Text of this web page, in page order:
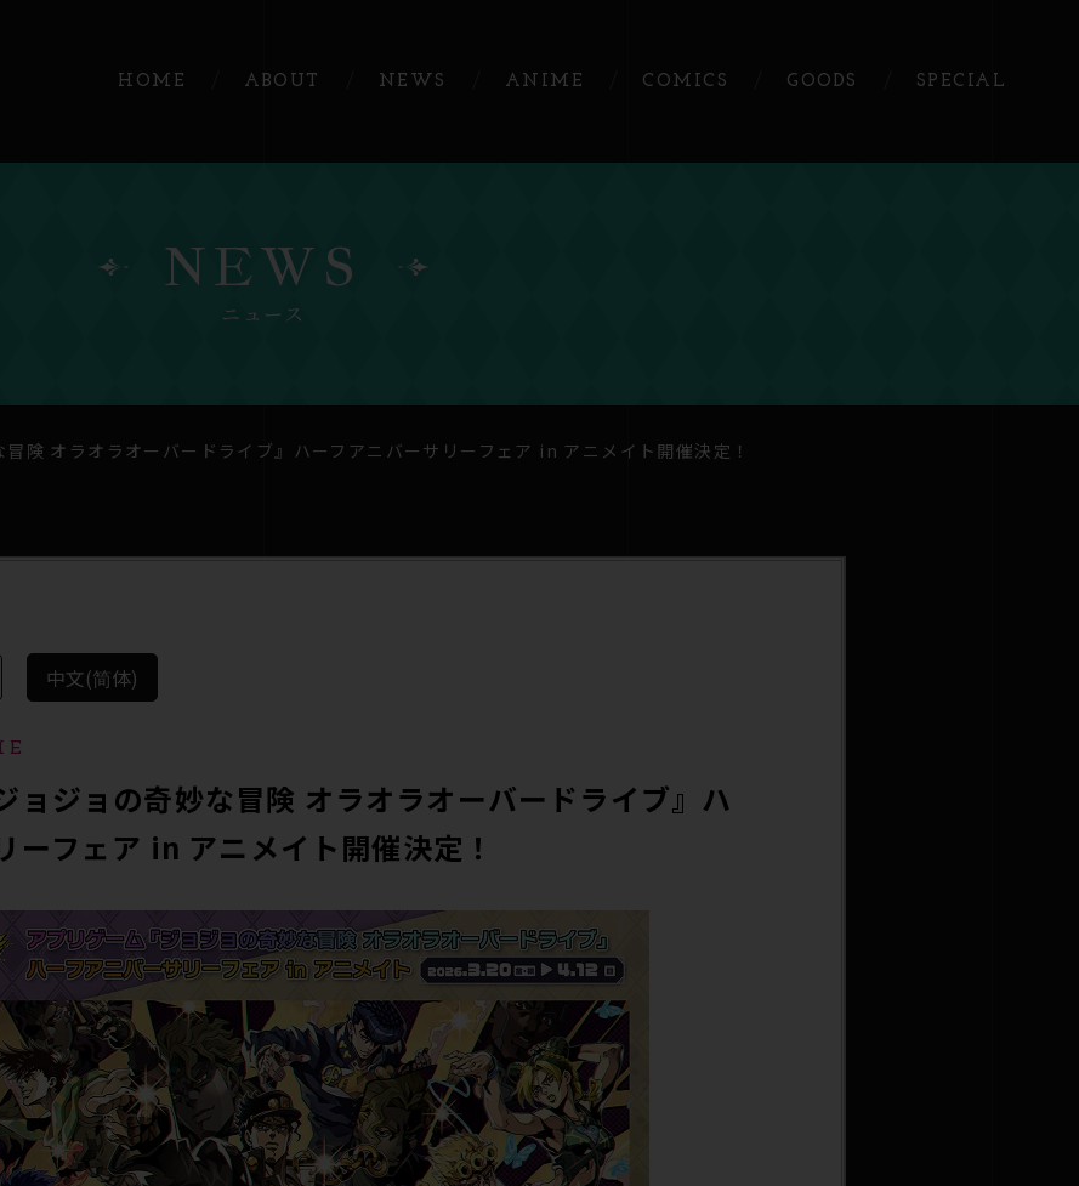
HOME ABOUT NEWS ANIME COMICS GOODS SPECIAL
NEWS
ニュース
険 オラオラオーバードライブ』ハーフアニバーサリーフェア in アニメイト開催決定！
中文(简体)
ョジョの奇妙な冒険 オラオラオーバードライブ』ハ
ーフェア in アニメイト開催決定！